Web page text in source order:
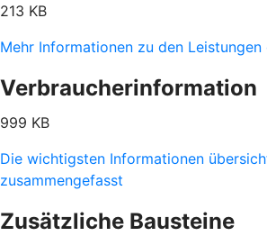
213 KB
Mehr Informationen zu den
Verbraucherinformation
999 KB
Die wichtigsten Informationen
zusammengefasst
Zusätzliche Bausteine